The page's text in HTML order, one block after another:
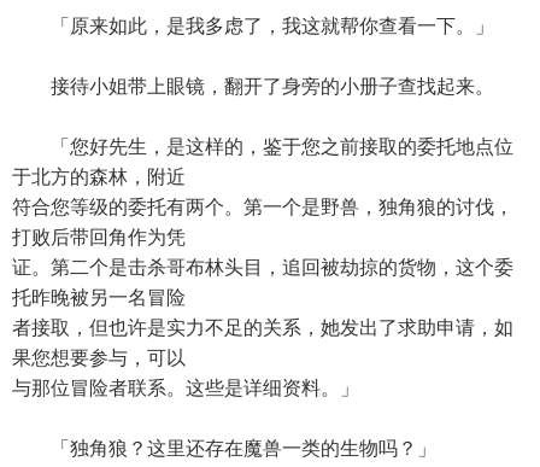
「原来如此，是我多虑了，我这就帮你查看一下。」
接待小姐带上眼镜，翻开了身旁的小册子查找起来。
「您好先生，是这样的，鉴于您之前接取的委托地点位
于北方的森林，附近
符合您等级的委托有两个。第一个是野兽，独角狼的讨伐，
打败后带回角作为凭
证。第二个是击杀哥布林头目，追回被劫掠的货物，这个委
托昨晚被另一名冒险
者接取，但也许是实力不足的关系，她发出了求助申请，如
果您想要参与，可以
与那位冒险者联系。这些是详细资料。」
「独角狼？这里还存在魔兽一类的生物吗？」